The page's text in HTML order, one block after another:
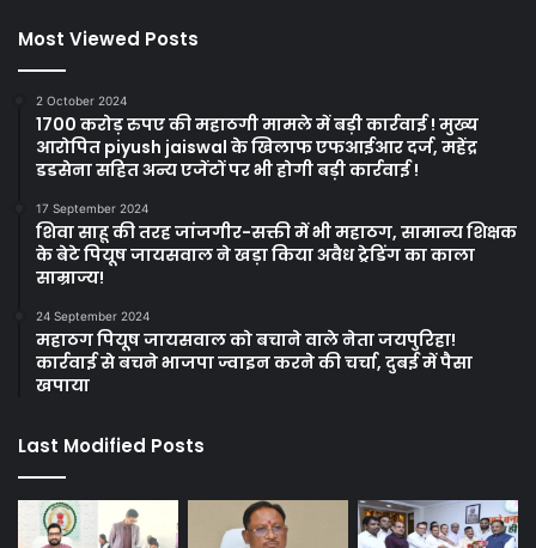
Most Viewed Posts
2 October 2024
1700 करोड़ रुपए की महाठगी मामले में बड़ी कार्रवाई ! मुख्य
आरोपित piyush jaiswal के खिलाफ एफआईआर दर्ज, महेंद्र
डडसेना सहित अन्य एजेंटों पर भी होगी बड़ी कार्रवाई !
17 September 2024
शिवा साहू की तरह जांजगीर-सक्ती में भी महाठग, सामान्य शिक्षक
के बेटे पियूष जायसवाल ने खड़ा किया अवैध ट्रेडिंग का काला
साम्राज्य!
24 September 2024
महाठग पियूष जायसवाल को बचाने वाले नेता जयपुरिहा!
कार्रवाई से बचने भाजपा ज्वाइन करने की चर्चा, दुबई में पैसा
खपाया
Last Modified Posts